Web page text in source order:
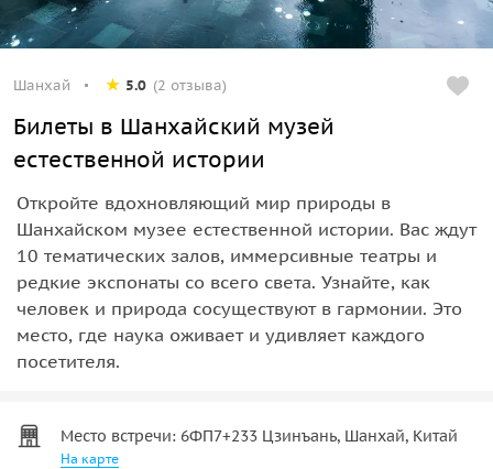
Шанхай 5.0 (2 отзыва)
Билеты в Шанхайский музей
естественной истории
Откройте вдохновляющий мир природы в
Шанхайском музее естественной истории. Вас ждут
10 тематических залов, иммерсивные театры и
редкие экспонаты со всего света. Узнайте, как
человек и природа сосуществуют в гармонии. Это
место, где наука оживает и удивляет каждого
посетителя.
Место встречи: 6ФП7+233 Цзинъань, Шанхай, Китай
На карте